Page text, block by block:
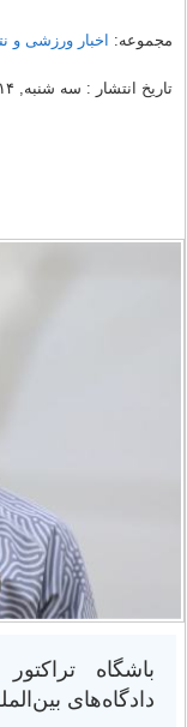
مجموعه: اخبار ورزشی و
تاریخ انتشار : سه شنبه, ۱۴ مرداد ۱۴۰۴ ۱۲:۴۷
باشگاه
دادگاه‌های